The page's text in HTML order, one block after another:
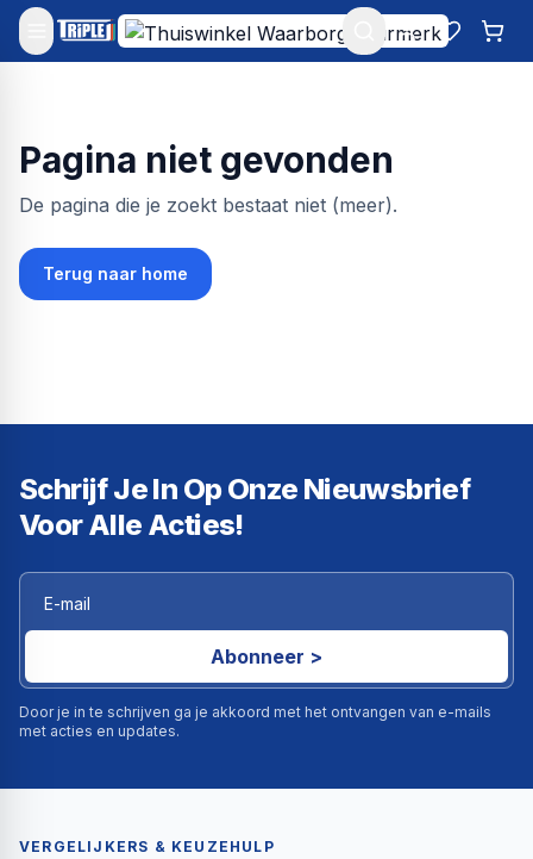
Mijn account
Pagina niet gevonden
De pagina die je zoekt bestaat niet (meer).
Terug naar home
Schrijf Je In Op Onze Nieuwsbrief
Voor Alle Acties!
Abonneer >
Door je in te schrijven ga je akkoord met het ontvangen van e-mails
met acties en updates.
VERGELIJKERS & KEUZEHULP